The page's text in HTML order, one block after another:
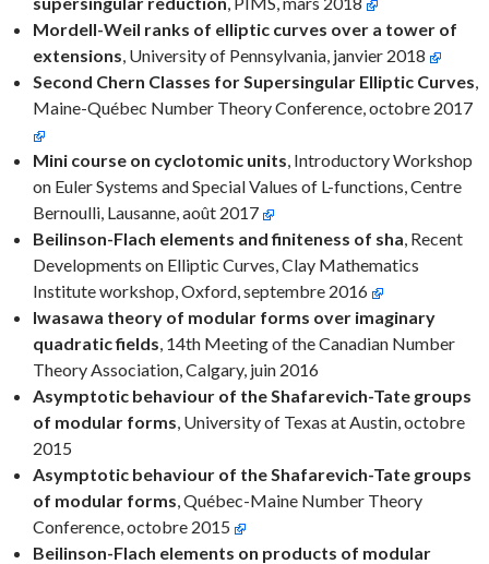
Mordell-Weil ranks of elliptic curves over a tower of
extensions, University of Pennsylvania, janvier 2018
Second Chern Classes for Supersingular Elliptic Curves,
Maine-Québec Number Theory Conference, octobre 2017
Mini course on cyclotomic units, Introductory Workshop
on Euler Systems and Special Values of L-functions, Centre
Bernoulli, Lausanne, août 2017
Beilinson-Flach elements and finiteness of sha, Recent
Developments on Elliptic Curves, Clay Mathematics
Institute workshop, Oxford, septembre 2016
Iwasawa theory of modular forms over imaginary
quadratic fields, 14th Meeting of the Canadian Number
Theory Association, Calgary, juin 2016
Asymptotic behaviour of the Shafarevich-Tate groups
of modular forms, University of Texas at Austin, octobre
2015
Asymptotic behaviour of the Shafarevich-Tate groups
of modular forms, Québec-Maine Number Theory
Conference, octobre 2015
Beilinson-Flach elements on products of modular